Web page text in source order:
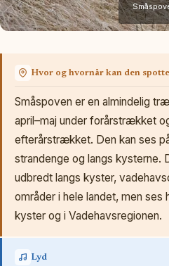
Hvor og hvornår kan den
Småspoven er en almindelig
april–maj under forårstrækket
efterårstrækket. Den kan ses
strandenge og langs kysterne.
udbredt langs kyster,
områder i hele landet, men ses
kyster og i Vadehavsregionen.
Lyd